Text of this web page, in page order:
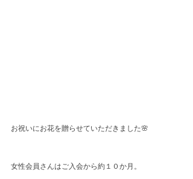
お祝いにお花を贈らせていただきました🌸
女性会員さんはご入会から約１０か月。